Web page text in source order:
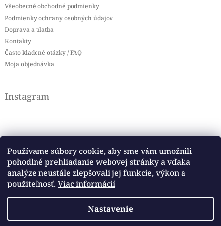
Používame súbory cookie, aby sme vám umožnili
pohodlné prehliadanie webovej stránky a vďaka
analýze neustále zlepšovali jej funkcie, výkon a
použiteľnosť. Viac informácií
Nastavenie
Všeobecné obchodné podmienky
Podmienky ochrany osobných údajov
Doprava a platba
Kontakty
Často kladené otázky / FAQ
Moja objednávka
Instagram
Sledovať na Instagrame
Facebook